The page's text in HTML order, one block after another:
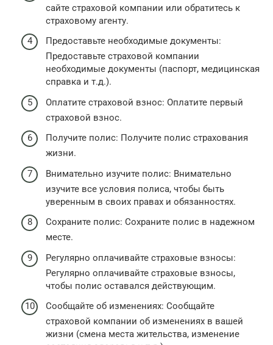
сайте страховой компании или обратитесь к
страховому агенту.
Предоставьте необходимые документы:
Предоставьте страховой компании
необходимые документы (паспорт, медицинская
справка и т.д.).
Оплатите страховой взнос: Оплатите первый
страховой взнос.
Получите полис: Получите полис страхования
жизни.
Внимательно изучите полис: Внимательно
изучите все условия полиса, чтобы быть
уверенным в своих правах и обязанностях.
Сохраните полис: Сохраните полис в надежном
месте.
Регулярно оплачивайте страховые взносы:
Регулярно оплачивайте страховые взносы,
чтобы полис оставался действующим.
Сообщайте об изменениях: Сообщайте
страховой компании об изменениях в вашей
жизни (смена места жительства, изменение